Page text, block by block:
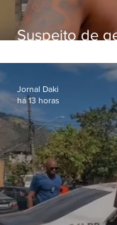
Suspeito de
foragido
Jornal Daki
há 13 horas